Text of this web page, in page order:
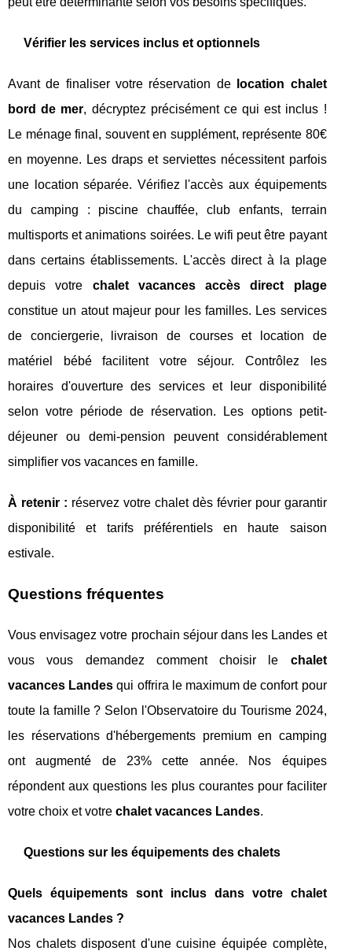
Vérifier les services inclus et optionnels
Avant de finaliser votre réservation de
location chalet
bord de mer, décryptez précisément ce qui est inclus !
Le ménage final, souvent en supplément, représente 80€
en moyenne. Les draps et serviettes nécessitent parfois
une location séparée. Vérifiez l'accès aux équipements
du camping : piscine chauffée, club enfants, terrain
multisports et animations soirées. Le wifi peut être payant
dans certains établissements. L'accès direct à la plage
depuis votre chalet vacances accès direct plage
constitue un atout majeur pour les familles. Les services
de conciergerie, livraison de courses et location de
matériel bébé facilitent votre séjour. Contrôlez les
horaires d'ouverture des services et leur disponibilité
selon votre période de réservation. Les options petit-
déjeuner ou demi-pension peuvent considérablement
simplifier vos vacances en famille.
À retenir : réservez votre chalet dès février pour garantir
disponibilité et tarifs préférentiels en haute saison
estivale.
Questions fréquentes
Vous envisagez votre prochain séjour dans les Landes et
vous vous demandez comment choisir le chalet
vacances Landes qui offrira le maximum de confort pour
toute la famille ? Selon l'Observatoire du Tourisme 2024,
les réservations d'hébergements premium en camping
ont augmenté de 23% cette année. Nos équipes
répondent aux questions les plus courantes pour faciliter
votre choix et votre chalet vacances Landes.
Questions sur les équipements des chalets
Quels équipements sont inclus dans votre chalet
vacances Landes ?
Nos chalets disposent d'une cuisine équipée complète,